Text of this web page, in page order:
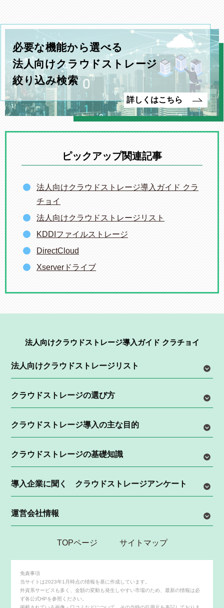
必要な機能から選べる
法人向けクラウドストレージ
絞り込み検索
詳しくはこちら
ピックアップ関連記事
法人向けクラウドストレージ導入ガイド クラ
チョイ
法人向けクラウドストレージリスト
KDDIファイルストレージ
DirectCloud
Xserverドライブ
法人向けクラウドストレージ導入ガイド クラチョイ
法人向けクラウドストレージリスト
クラウドストレージの選び方
クラウドストレージ導入の主な目的
クラウドストレージの基礎知識
導入企業に聞く クラウドストレージアンケート
運営会社情報
TOPページ サイトマップ
免責事項
当サイトは2023年1月時点の情報を基に作成しています。
外資系サービスも多く、金額の変動も発生しやすい市場のため、最新の情報は必
ず各公式HPを参照ください。